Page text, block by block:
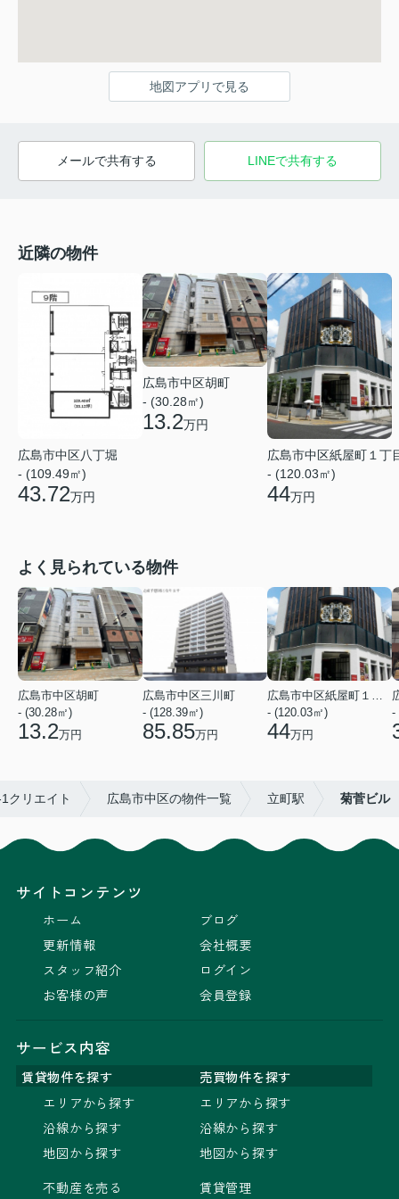
地図アプリで見る
メールで共有する LINEで共有する
近隣の物件
広島市中区八丁堀
- (109.49㎡)
43.72万円
広島市中区胡町
- (30.28㎡)
13.2万円
広島市中区紙屋町１丁
- (120.03㎡)
44万円
よく見られている物件
広島市中区胡町
- (30.28㎡)
13.2万円
広島市中区三川町
- (128.39㎡)
85.85万円
広島市中区紙屋町１丁目
- (120.03㎡)
44万円
-
クリエイト 広島市中区の物件一覧 立町駅 菊菅ビル
サイトコンテンツ
ホーム
更新情報
スタッフ紹介
お客様の声
ブログ
会社概要
ログイン
会員登録
サービス内容
賃貸物件を探す
売買物件を探す
エリアから探す
沿線から探す
地図から探す
不動産を売る
エリアから探す
沿線から探す
地図から探す
賃貸管理